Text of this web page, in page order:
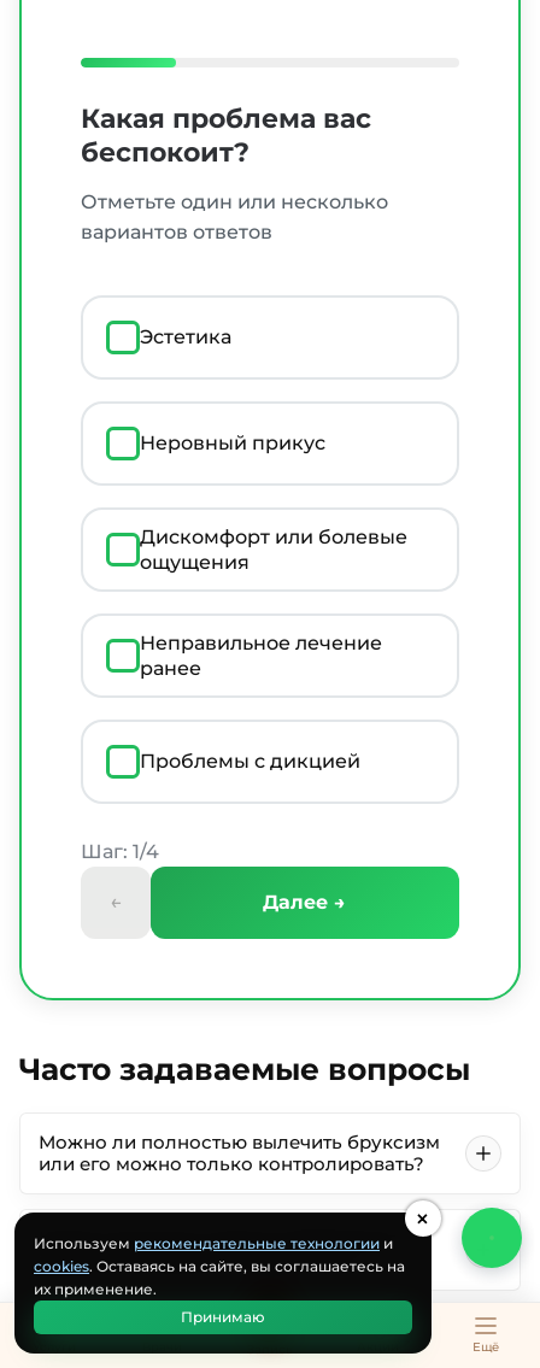
Ещё
Какая проблема вас
беспокоит?
Отметьте один или несколько
вариантов ответов
Эстетика
Неровный прикус
Дискомфорт или болевые
ощущения
Неправильное лечение
ранее
Проблемы с дикцией
Шаг: 1/4
← Далее →
Часто задаваемые вопросы
Можно ли полностью вылечить бруксизм
или его можно только контролировать?
Какие симптомы, кроме скрежетания
зубами, указывают на бруксизм?
Чем опасен бруксизм без лечения?
×
Используем рекомендательные технологии и
cookies. Оставаясь на сайте, вы соглашаетесь на
их применение.
Принимаю